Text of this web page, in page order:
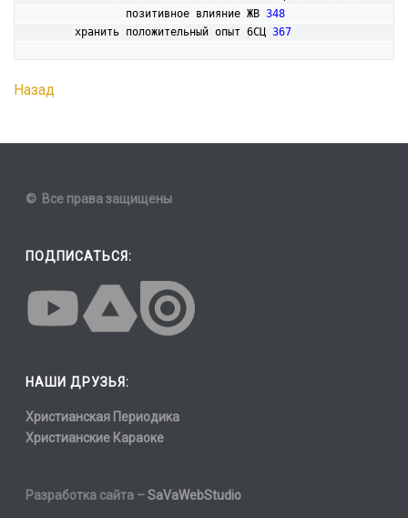
		позитивное влияние ЖВ
348
	хранить положительный опыт 6СЦ
367
Назад
© Все права защищены
ПОДПИСАТЬСЯ:
НАШИ ДРУЗЬЯ:
Христианская Периодика
Христианские Караоке
Разработка сайта –SaVaWebStudio